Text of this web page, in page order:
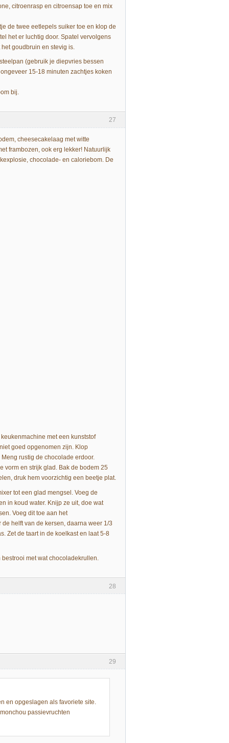
citroenrasp en citroensap toe en mix
de twee eetlepels suiker toe en klop de
het er luchtig door. Spatel vervolgens
goudbruin en stevig is.
(gebruik je diepvries bessen
15-18 minuten zachtjes koken
bij.
27
cheesecakelaag met witte
frambozen, ook erg lekker! Natuurlijk
chocolade- en caloriebom. De
met een kunststof
goed opgenomen zijn. Klop
rustig de chocolade erdoor.
vorm en strijk glad. Bak de bodem 25
druk hem voorzichtig een beetje plat.
tot een glad mengsel. Voeg de
in koud water. Knijp ze uit, doe wat
Voeg dit toe aan het
helft van de kersen, daarna weer 1/3
Zet de taart in de koelkast en laat 5-8
met wat chocoladekrullen.
28
29
en opgeslagen als favoriete site.
passievruchten